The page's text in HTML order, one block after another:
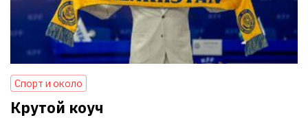
Спорт и около
Крутой коуч